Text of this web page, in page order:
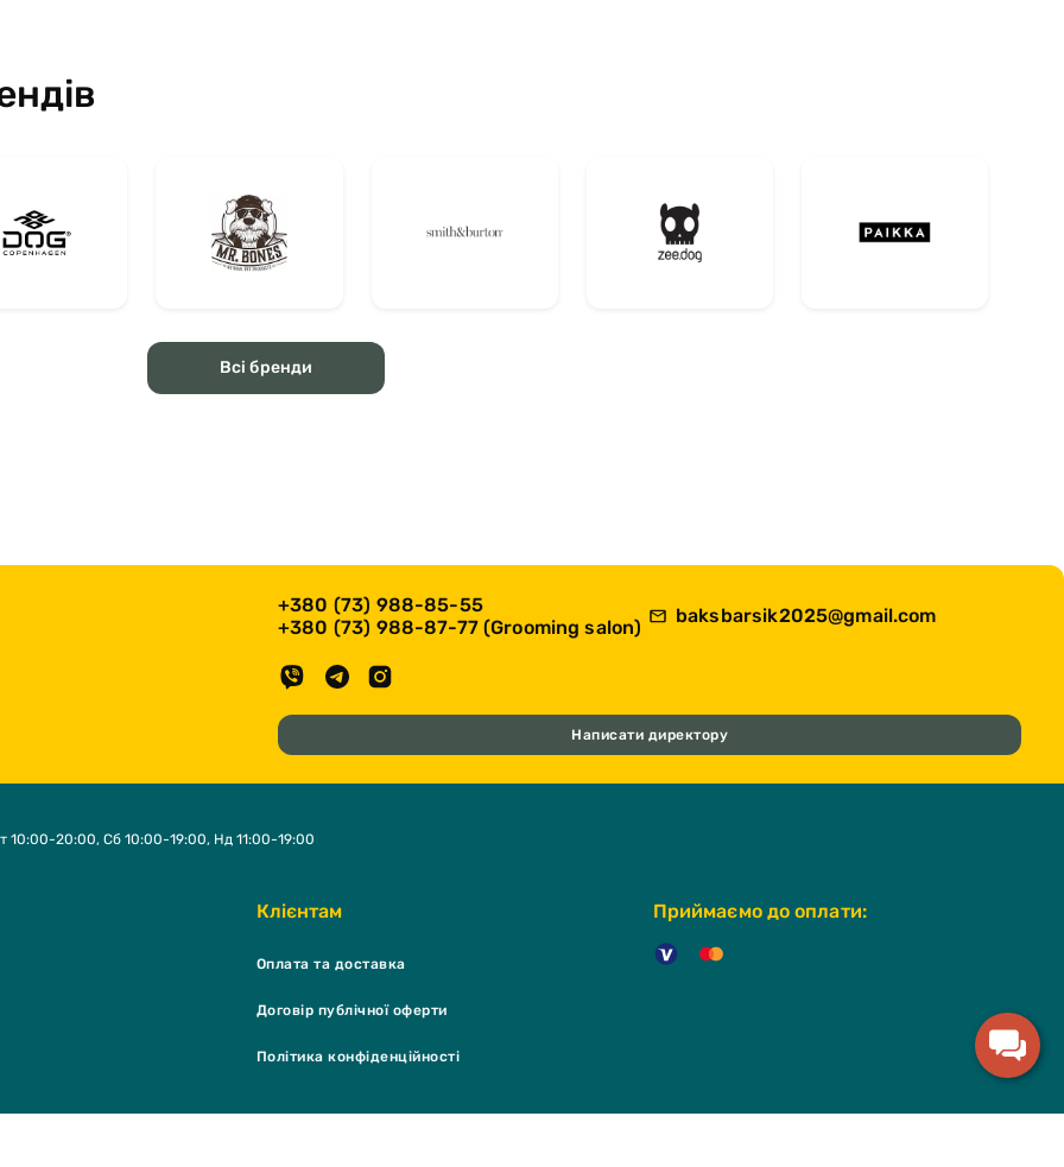
Всі бренди
+380 (73) 988-85-55
+380 (73) 988-87-77 (Grooming salon)
baksbarsik2025@gmail.com
Написати директору
Клієнтам
Оплата та доставка
Договір публічної оферти
Політика конфіденційності
Приймаємо до оплати:
10:00-20:00, Сб 10:00-19:00, Нд 11:00-19:00